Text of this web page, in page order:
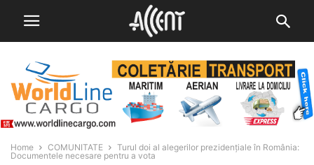
Home COMUNITATE
Turul doi al alegerilor prezidențiale în România:
Documentele necesare pentru a vota